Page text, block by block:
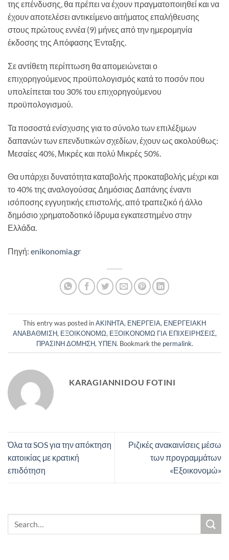
της επένδυσης, θα πρέπει να έχουν πραγματοποιηθεί και να
έχουν αποτελέσει αντικείμενο αιτήματος επαλήθευσης
στους πρώτους εννέα (9) μήνες από την ημερομηνία
έκδοσης της Απόφασης Ένταξης.
Σε αντίθετη περίπτωση θα απομειώνεται ο
επιχορηγούμενος προϋπολογισμός κατά το ποσόν που
υπολείπεται του 30% του επιχορηγούμενου
προϋπολογισμού.
Τα ποσοστά ενίσχυσης για το σύνολο των επιλέξιμων
δαπανών των επενδυτικών σχεδίων, έχουν ως ακολούθως:
Μεσαίες 40%, Μικρές και πολύ Μικρές 50%.
Θα υπάρχει δυνατότητα καταβολής προκαταβολής μέχρι και
το 40% της αναλογούσας Δημόσιας Δαπάνης έναντι
ισόποσης εγγυητικής επιστολής, από τραπεζικό ή άλλο
δημόσιο χρηματοδοτικό ίδρυμα εγκατεστημένο στην
Ελλάδα.
Πηγή: enikonomia.gr
This entry was posted inΑΚΙΝΗΤΑ, ΕΝΕΡΓΕΙΑ, ΕΝΕΡΓΕΙΑΚΗ
ΑΝΑΒΑΘΜΙΣΗ, ΕΞΟΙΚΟΝΟΜΩ, ΕΞΟΙΚΟΝΟΜΩ ΓΙΑ ΕΠΙΧΕΙΡΗΣΕΙΣ,
ΠΡΑΣΙΝΗ ΔΟΜΗΣΗ, ΥΠΕΝ. Bookmark the permalink.
KARAGIANNIDOU FOTINI
Όλα τα SOS για την απόκτηση
κατοικίας με κρατική
επιδότηση
Ριζικές ανακαινίσεις μέσω
των προγραμμάτων
«Εξοικονομώ»